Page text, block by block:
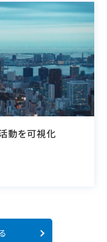
動を可視化